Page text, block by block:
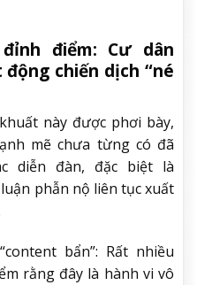
điểm: Cư dân
chiến dịch “né
này được phơi bày,
mẽ chưa từng có đã
diễn đàn, đặc biệt là
phẫn nộ liên tục xuất
bẩn”: Rất nhiều
rằng đây là hành vi vô